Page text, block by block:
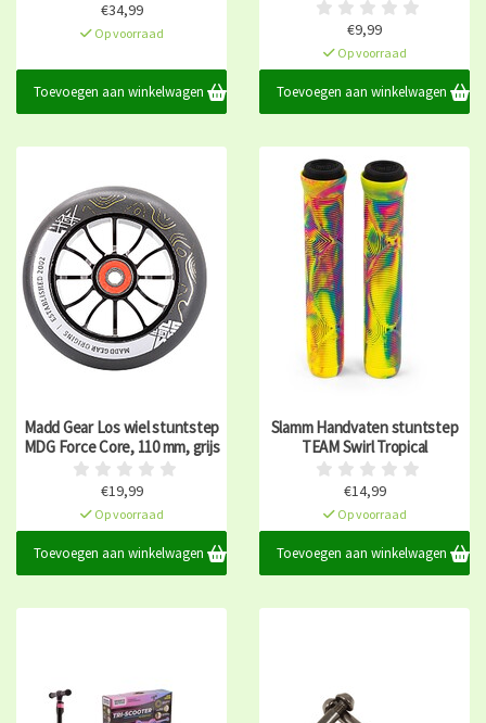
€34,99
Op voorraad
Toevoegen aan winkelwagen
€9,99
Op voorraad
Toevoegen aan winkelwagen
Madd Gear Los wiel stuntstep
MDG Force Core, 110 mm, grijs
€19,99
Op voorraad
Toevoegen aan winkelwagen
Slamm Handvaten stuntstep
TEAM Swirl Tropical
€14,99
Op voorraad
Toevoegen aan winkelwagen